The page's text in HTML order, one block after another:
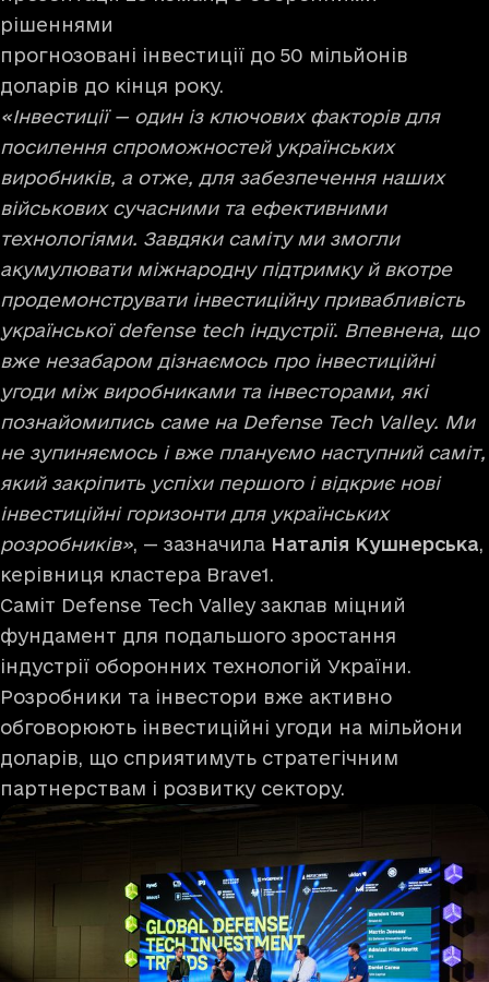
рішеннями
прогнозовані інвестиції до 50 мільйонів
доларів до кінця року.
«Інвестиції — один із ключових факторів для
посилення спроможностей українських
виробників, а отже, для забезпечення наших
військових сучасними та ефективними
технологіями. Завдяки саміту ми змогли
акумулювати міжнародну підтримку й вкотре
продемонструвати інвестиційну привабливість
української defense tech індустрії. Впевнена, що
вже незабаром дізнаємось про інвестиційні
угоди між виробниками та інвесторами, які
познайомились саме на Defense Tech Valley. Ми
не зупиняємось і вже плануємо наступний саміт,
який закріпить успіхи першого і відкриє нові
інвестиційні горизонти для українських
розробників», — зазначила Наталія Кушнерська,
керівниця кластера Brave1.
Саміт Defense Tech Valley заклав міцний
фундамент для подальшого зростання
індустрії оборонних технологій України.
Розробники та інвестори вже активно
обговорюють інвестиційні угоди на мільйони
доларів, що сприятимуть стратегічним
партнерствам і розвитку сектору.